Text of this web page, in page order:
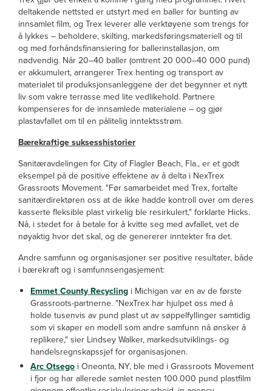
deltakende nettsted er utstyrt med en baller for bunting av
innsamlet film, og Trex leverer alle verktøyene som trengs for
å lykkes – beholdere, skilting, markedsføringsmateriell og til
og med forhåndsfinansiering for ballerinstallasjon, om
nødvendig. Når 20–40 baller (omtrent 20 000–40 000 pund)
er akkumulert, arrangerer Trex henting og transport av
materialet til produksjonsanleggene der det begynner et nytt
liv som vakre terrasse med lite vedlikehold. Partnere
kompenseres for de innsamlede materialene – og gjør
plastavfallet om til en pålitelig inntektsstrøm.
Bærekraftige suksesshistorier
Sanitæravdelingen for City of Flagler Beach, Fla., er et godt
eksempel på de positive effektene av å delta i NexTrex
Grassroots Movement. "Før samarbeidet med Trex, fortalte
sanitærdirektøren oss at de ikke hadde kontroll over om deres
kasserte fleksible plast virkelig ble resirkulert," forklarte Hicks.
Nå, i stedet for å betale for å kvitte seg med avfallet, vet de
nøyaktig hvor det skal, og de genererer inntekter fra det.
Andre samfunn og organisasjoner ser positive resultater, både
i bærekraft og i samfunnsengasjement:
Emmet County Recycling i Michigan var en av de første
Grassroots-partnerne. "NexTrex har hjulpet oss med å
holde tusenvis av pund plast ut av søppelfyllinger samtidig
som vi skaper en modell som andre samfunn nå ønsker å
replikere," sier Lindsey Walker, markedsutviklings- og
handelsregnskapssjef for organisasjonen.
Arc Otsego i Oneonta, NY, ble med i Grassroots Movement
i fjor og har allerede samlet nesten 100.000 pund plastfilm